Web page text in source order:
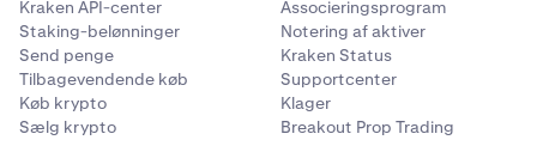
2
15 GLDx
3
Kraken API-center
Staking-belønninger
Send penge
Tilbagevendende køb
Køb krypto
Sælg krypto
Associeringsprogram
Notering af aktiver
Kraken Status
Supportcenter
Klager
Breakout Prop Trading